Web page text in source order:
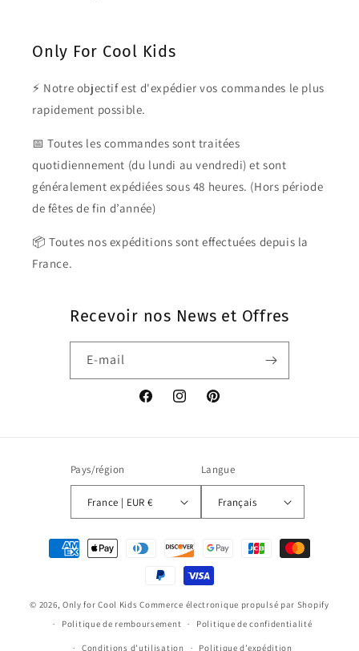
Only For Cool Kids
⚡ Notre objectif est d'expédier vos commandes le plus
rapidement possible.
📅 Toutes les commandes sont traitées
quotidiennement (du lundi au vendredi) et sont
généralement expédiées sous 48 heures. (Hors période
de fêtes de fin d’année)
📦 Toutes nos expéditions sont effectuées depuis la
France.
Recevoir nos News et Offres
E-mail
FacebookInstagramPinterest
Pays/région
France | EUR €
Langue
Français
Moyens
© 2026, Only for Cool Kids Commerce électronique propulsé par Shopify
Politique de remboursement
Politique de confidentialité
Conditions d’utilisation Politique d’expédition